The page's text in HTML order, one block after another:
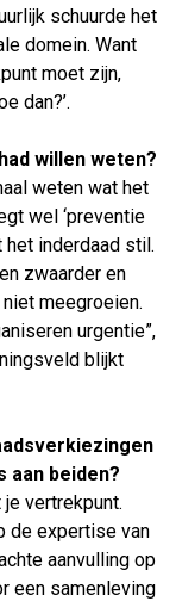
schuurde het
domein. Want
moet zijn,
dan?’.
willen weten?
weten wat het
wel ‘preventie
het inderdaad stil.
zwaarder en
meegroeien.
urgentie”,
blijkt
aan beiden?
vertrekpunt.
de expertise van
aanvulling op
een samenleving